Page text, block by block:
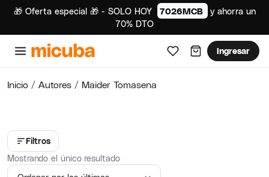
🎁 Oferta especial 🎁 - SOLO HOY 7026MCB
y ahorra un
70% DTO
Ingresar
Inicio / Autores / Maider Tomasena
Filtros
Mostrando el único resultado